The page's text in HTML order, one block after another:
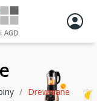
Drewniane